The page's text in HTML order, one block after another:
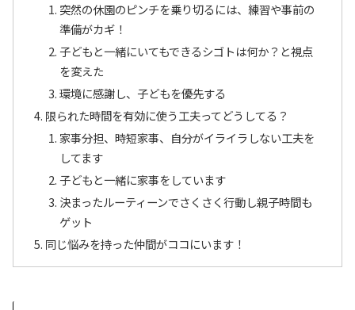
突然の休園のピンチを乗り切るには、練習や事前の
準備がカギ！
子どもと一緒にいてもできるシゴトは何か？と視点
を変えた
環境に感謝し、子どもを優先する
限られた時間を有効に使う工夫ってどうしてる？
家事分担、時短家事、自分がイライラしない工夫を
してます
子どもと一緒に家事をしています
決まったルーティーンでさくさく行動し親子時間も
ゲット
同じ悩みを持った仲間がココにいます！